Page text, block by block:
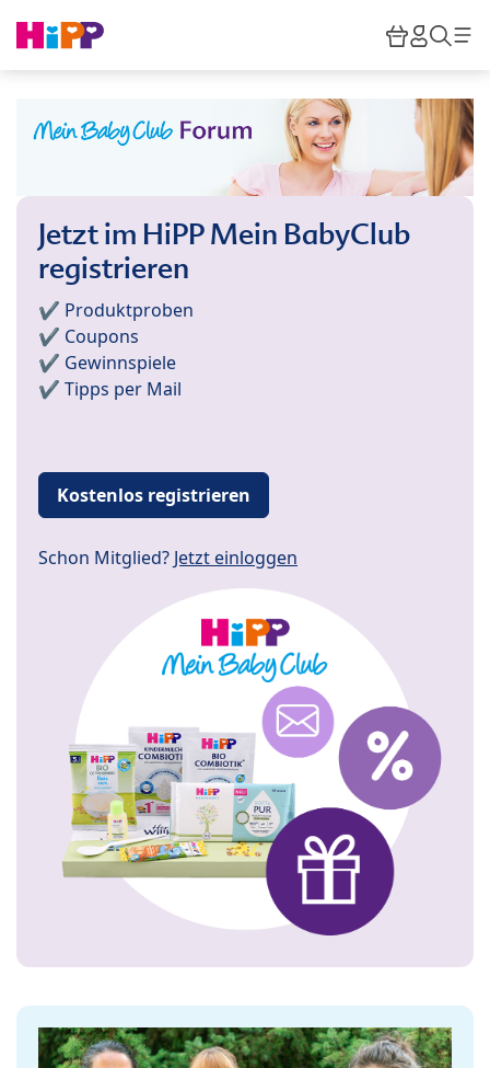
HiPP
Jetzt im HiPP Mein BabyClub
registrieren
✔️ Produktproben
✔️ Coupons
✔️ Gewinnspiele
✔️ Tipps per Mail
Kostenlos registrieren
Schon Mitglied? Jetzt einloggen